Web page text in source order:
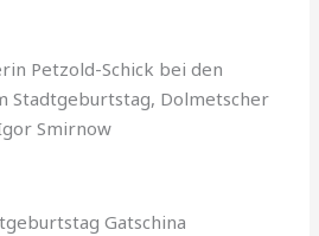
Petzold-Schick bei den
Stadtgeburtstag, Dolmetscher
Smirnow
Gatschina